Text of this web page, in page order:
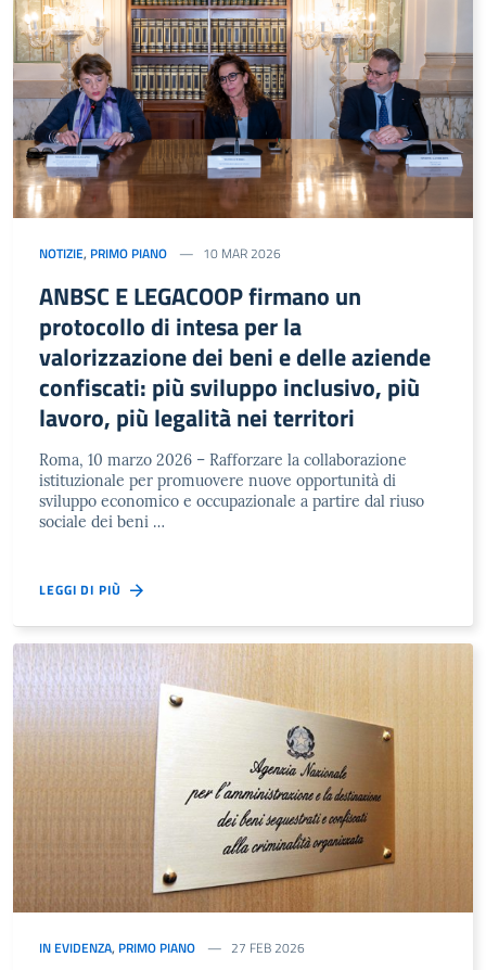
NOTIZIE, PRIMO PIANO 10 MAR 2026
ANBSC E LEGACOOP firmano un
protocollo di intesa per la
valorizzazione dei beni e delle aziende
confiscati: più sviluppo inclusivo, più
lavoro, più legalità nei territori
Roma, 10 marzo 2026 – Rafforzare la collaborazione
istituzionale per promuovere nuove opportunità di
sviluppo economico e occupazionale a partire dal riuso
sociale dei beni …
LEGGI DI PIÙ
IN EVIDENZA, PRIMO PIANO 27 FEB 2026